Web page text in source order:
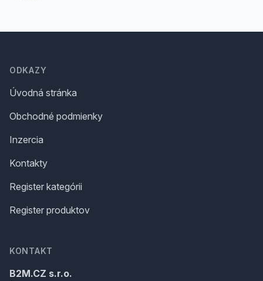
ODKAZY
Úvodná stránka
Obchodné podmienky
Inzercia
Kontakty
Register kategórii
Register produktov
KONTAKT
B2M.CZ s.r.o.